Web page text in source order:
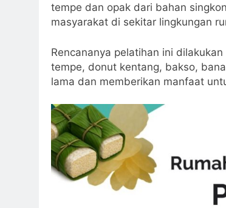
tempe dan opak dari bahan
masyarakat di sekitar lingkungan
Rencananya pelatihan ini
tempe, donut kentang, bakso,
lama dan memberikan manfaat